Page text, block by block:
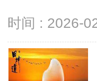
时间 : 2026-